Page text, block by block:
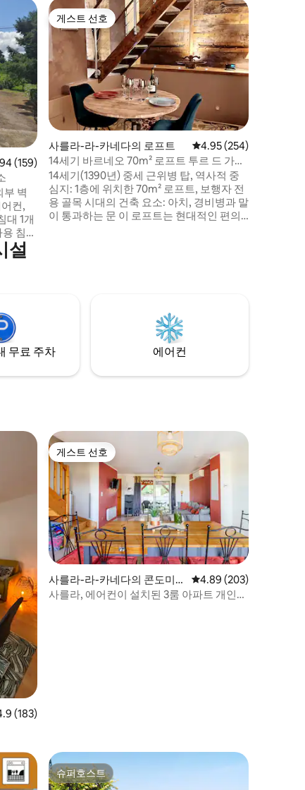
4.94점(5점 만점), 후기 159개
(159)
부 벽
컨,
대 1개
침
큐, 플
치하
게스트 선호
게스트 선호
사를라-라-카네다의 로프트 평점 4.95점(5점 만점),
4.95 (254)
14세기 바르네오 70m² 로프트 투르 드 가르
드 (성벽)
14세기(1390년) 중세 근위병 탑, 역사적 중
심지: 1층에 위치한 70m² 로프트, 보행자 전
용 골목 시대의 건축 요소: 아치, 경비병과 말
이 통과하는 문 이 로프트는 현대적인 편의
설
무료 주차 에어컨
4.9점(5점 만점), 후기 183개
(183)
게스트 선호
게스트 선호
사를라-라-카네다의 콘도미니
엄
평점 4.89점(5점 만점),
4.89 (203)
사를라, 에어컨이 설치된 3룸 아파트 개인
슈퍼호스트
슈퍼호스트